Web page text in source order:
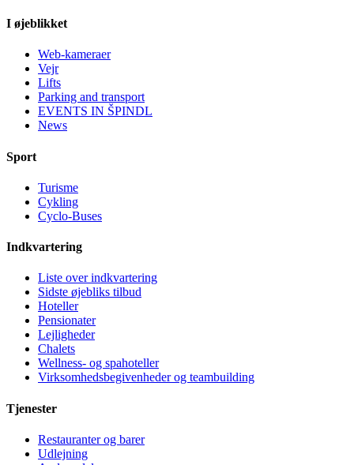
I øjeblikket
Web-kameraer
Vejr
Lifts
Parking and transport
EVENTS IN ŠPINDL
News
Sport
Turisme
Cykling
Cyclo-Buses
Indkvartering
Liste over indkvartering
Sidste øjebliks tilbud
Hoteller
Pensionater
Lejligheder
Chalets
Wellness- og spahoteller
Virksomhedsbegivenheder og teambuilding
Tjenester
Restauranter og barer
Udlejning